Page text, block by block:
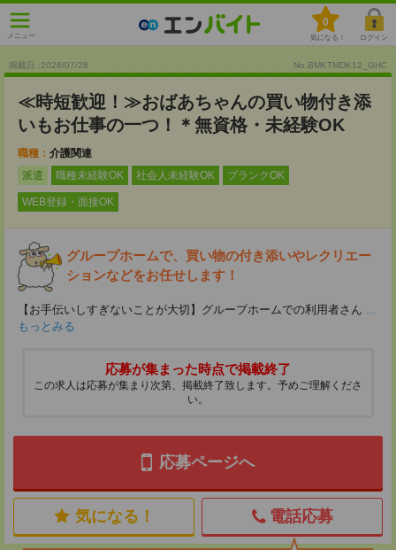
メニュー
0
気になる！ ログイン
掲載日 :2026/07/28 No.BMKTMDK12_GHC
≪時短歓迎！≫おばあちゃんの買い物付き添
いもお仕事の一つ！＊無資格・未経験OK
職種： 介護関連
派遣
職種未経験OK 社会人未経験OK ブランクOK
WEB登録・面接OK
グループホームで、買い物の付き添いやレクリエー
ションなどをお任せします！
【お手伝いしすぎないことが大切】グループホームでの利用者さん ...
もっとみる
応募が集まった時点で掲載終了
この求人は応募が集まり次第、掲載終了致します。予めご理解くださ
い。
応募ページへ
気になる！ 電話応募